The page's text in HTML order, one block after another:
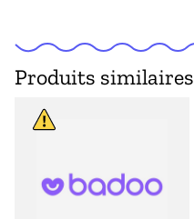
Produits similaires